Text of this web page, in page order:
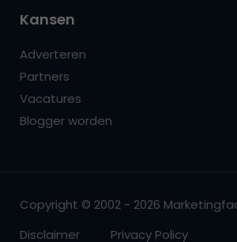
Kansen
Adverteren
Partners
Vacatures
Blogger worden
Copyright © 2002 - 2026
Disclaimer
Privacy Policy